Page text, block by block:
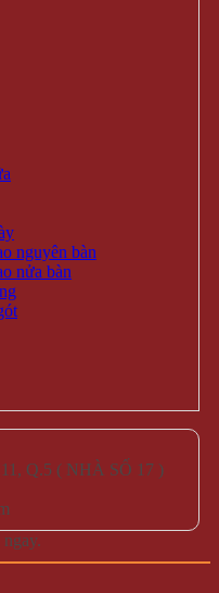
nguyên bàn
nửa bàn
Q.5 ( NHÀ SỐ 17 )
ngay.